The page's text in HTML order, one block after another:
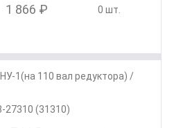
1 866 ₽ 0 шт.
1(на 110 вал редуктора) /
27310 (31310)